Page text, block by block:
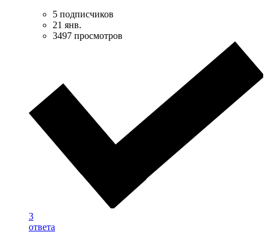
5 подписчиков
21 янв.
3497 просмотров
3
ответа